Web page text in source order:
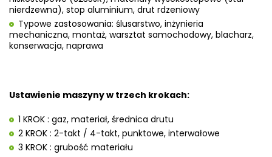
nierdzewna), stop aluminium, drut rdzeniowy
Typowe zastosowania: ślusarstwo, inżynieria
mechaniczna, montaż, warsztat samochodowy, blacharz,
konserwacja, naprawa
Ustawienie maszyny w trzech krokach:
1 KROK : gaz, materiał, średnica drutu
2 KROK : 2-takt / 4-takt, punktowe, interwałowe
3 KROK : grubość materiału